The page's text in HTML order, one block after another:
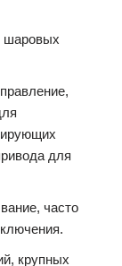
шаровых
для
часто
крупных